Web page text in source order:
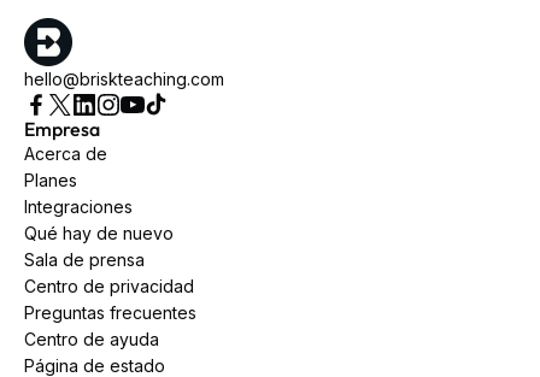
hello@briskteaching.com
Empresa
Acerca de
Planes
Integraciones
Qué hay de nuevo
Sala de prensa
Centro de privacidad
Preguntas frecuentes
Centro de ayuda
Página de estado